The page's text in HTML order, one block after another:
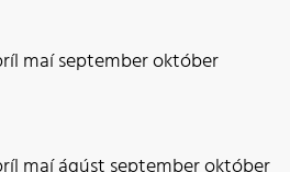
maíseptemberoktóber